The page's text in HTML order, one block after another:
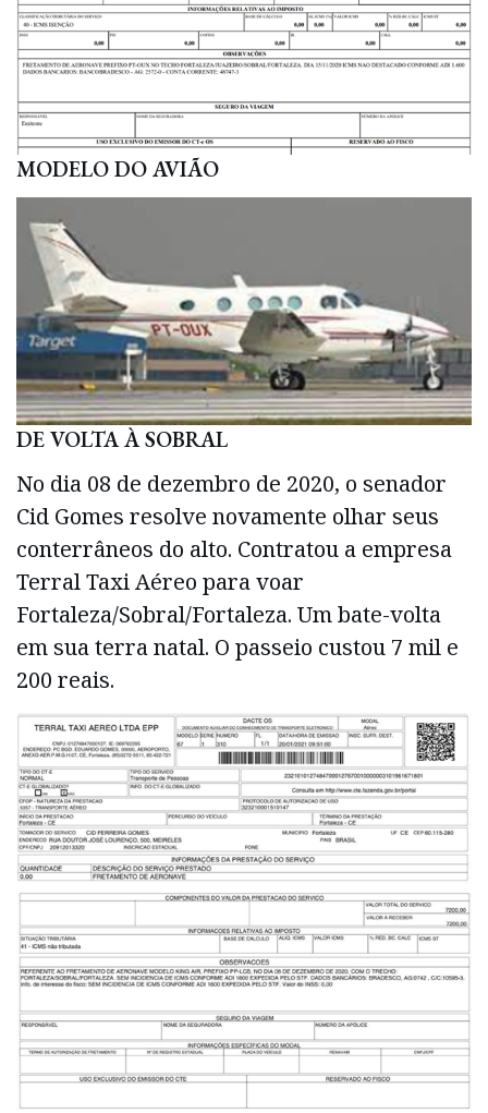
MODELO DO AVIÃO
DE VOLTA À SOBRAL
No dia 08 de dezembro de 2020, o senador
Cid Gomes resolve novamente olhar seus
conterrâneos do alto. Contratou a empresa
Terral Taxi Aéreo para voar
Fortaleza/Sobral/Fortaleza. Um bate-volta
em sua terra natal. O passeio custou 7 mil e
200 reais.